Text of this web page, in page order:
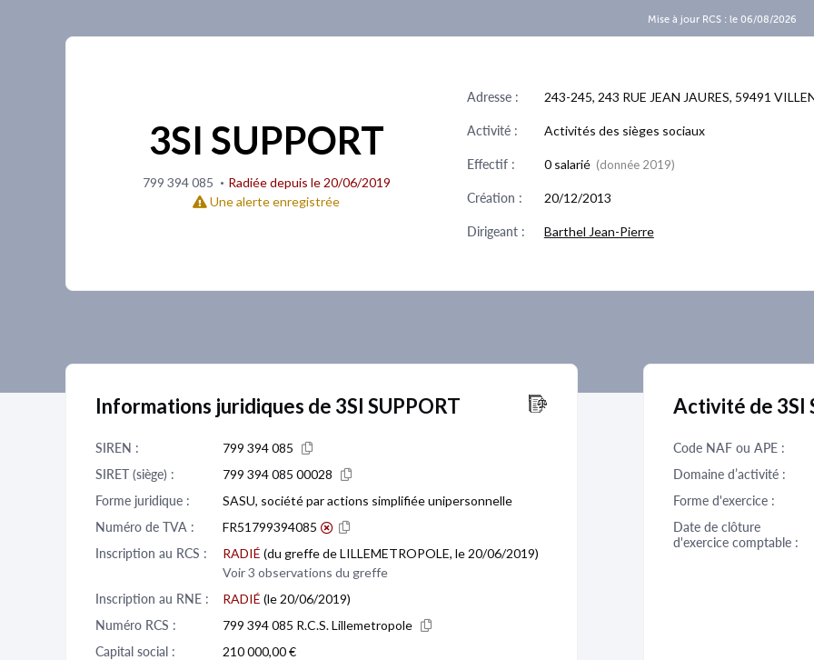
Mise à jour RCS : le 06/08/2026
3SI SUPPORT
799 394 085 · Radiée depuis le 20/06/2019
Une alerte enregistrée
Adresse : 243-245, 243 RUE JEAN JAURES, 59491
Activité : Activités des sièges sociaux
Effectif : 0 salarié (donnée 2019)
Création : 20/12/2013
Dirigeant : Barthel Jean-Pierre
Informations juridiques de 3SI SUPPORT
SIREN :
799 394 085
SIRET (siège) :
799 394 085 00028
Forme juridique :
SASU, société par actions simplifiée unipersonnelle
Numéro de TVA :
FR51799394085
Inscription au RCS :
RADIÉ (du greffe de LILLEMETROPOLE, le 20/06/2019)
Voir 3 observations du greffe
Inscription au RNE :
RADIÉ (le 20/06/2019)
Numéro RCS :
799 394 085 R.C.S. Lillemetropole
Capital social :
210 000,00 €
Activité de 3SI
Code NAF ou APE :
Domaine d’activité :
Forme d'exercice :
Date de clôture
d'exercice comptable :